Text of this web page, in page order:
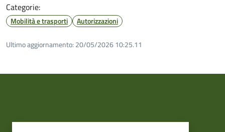
Categorie:
Mobilità e trasporti Autorizzazioni
Ultimo aggiornamento: 20/05/2026 10:25.11